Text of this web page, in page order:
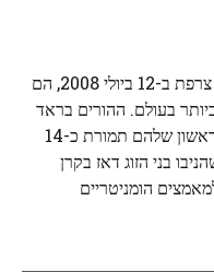
כשנוקס לאון וויויאן מרצ'ליין נולדו בניס, צרפת ב-12 ביולי 2008, הם
בעולם. ההורים בראד
פיט ואנג'לינה ג'ולי מכרו את התצלום הראשון שלהם תמורת כ-14
בני הזוג דאז בקרן
הומניטריים